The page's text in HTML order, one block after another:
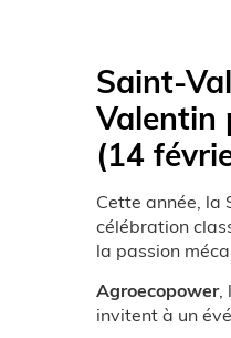
Saint-
Valentin
(14
Cette année, la
célébration
la passion
Agroecopower,
invitent à un